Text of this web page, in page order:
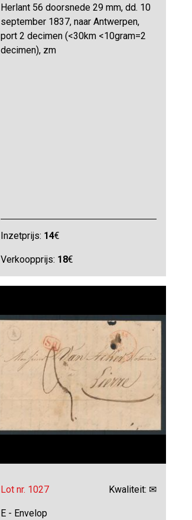
Herlant 56 doorsnede 29 mm, dd. 10
september 1837, naar Antwerpen,
port 2 decimen (<30km <10gram=2
decimen), zm
Inzetprijs: 14€
Verkoopprijs: 18€
Lot nr. 1027 Kwaliteit: ✉
E - Envelop